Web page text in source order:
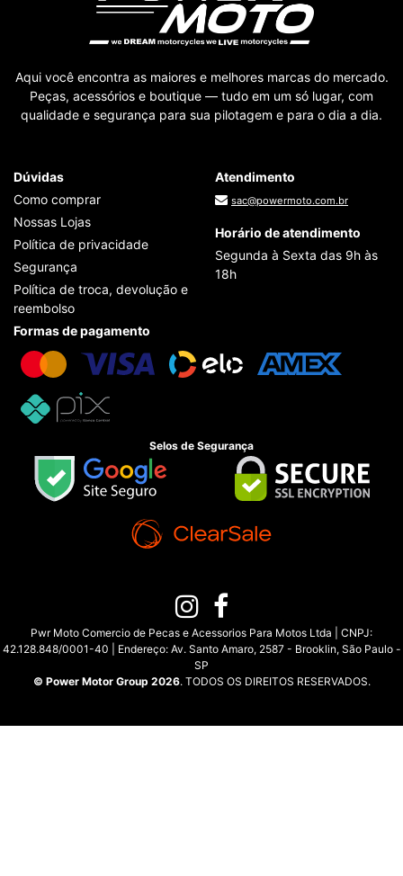
Aqui você encontra as maiores e melhores marcas do mercado.
Peças, acessórios e boutique — tudo em um só lugar, com
qualidade e segurança para sua pilotagem e para o dia a dia.
Dúvidas
Como comprar
Nossas Lojas
Política de privacidade
Segurança
Política de troca, devolução e
reembolso
Atendimento
sac@powermoto.com.br
Horário de atendimento
Segunda à Sexta das 9h às
18h
Formas de pagamento
Selos de Segurança
Pwr Moto Comercio de Pecas e Acessorios Para Motos Ltda | CNPJ:
42.128.848/0001-40 | Endereço: Av. Santo Amaro, 2587 - Brooklin, São Paulo -
SP
© Power Motor Group 2026. TODOS OS DIREITOS RESERVADOS.